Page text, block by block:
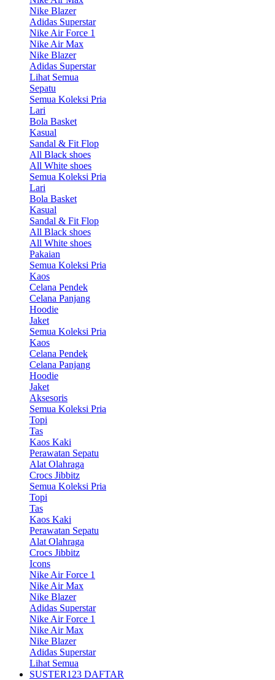
Nike Blazer
Adidas Superstar
Nike Air Force 1
Nike Air Max
Nike Blazer
Adidas Superstar
Lihat Semua
Sepatu
Semua Koleksi Pria
Lari
Bola Basket
Kasual
Sandal & Fit Flop
All Black shoes
All White shoes
Semua Koleksi Pria
Lari
Bola Basket
Kasual
Sandal & Fit Flop
All Black shoes
All White shoes
Pakaian
Semua Koleksi Pria
Kaos
Celana Pendek
Celana Panjang
Hoodie
Jaket
Semua Koleksi Pria
Kaos
Celana Pendek
Celana Panjang
Hoodie
Jaket
Aksesoris
Semua Koleksi Pria
Topi
Tas
Kaos Kaki
Perawatan Sepatu
Alat Olahraga
Crocs Jibbitz
Semua Koleksi Pria
Topi
Tas
Kaos Kaki
Perawatan Sepatu
Alat Olahraga
Crocs Jibbitz
Icons
Nike Air Force 1
Nike Air Max
Nike Blazer
Adidas Superstar
Nike Air Force 1
Nike Air Max
Nike Blazer
Adidas Superstar
Lihat Semua
SUSTER123 DAFTAR